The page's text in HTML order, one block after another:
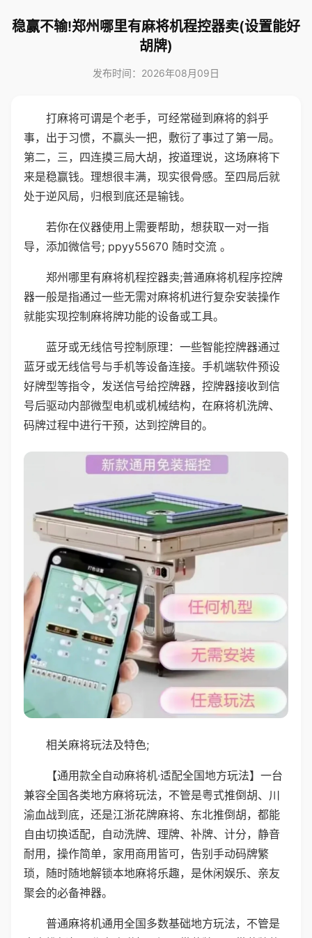
稳赢不输!郑州哪里有麻将机程控器卖(设置能好
胡牌)
发布时间：2026年08月09日
打麻将可谓是个老手，可经常碰到麻将的斜乎
事，出于习惯，不赢头一把，敷衍了事过了第一局。
第二，三，四连摸三局大胡，按道理说，这场麻将下
来是稳赢钱。理想很丰满，现实很骨感。至四局后就
处于逆风局，归根到底还是输钱。
若你在仪器使用上需要帮助，想获取一对一指
导，添加微信号; ppyy55670 随时交流 。
郑州哪里有麻将机程控器卖;普通麻将机程序控牌
器一般是指通过一些无需对麻将机进行复杂安装操作
就能实现控制麻将牌功能的设备或工具。
蓝牙或无线信号控制原理：一些智能控牌器通过
蓝牙或无线信号与手机等设备连接。手机端软件预设
好牌型等指令，发送信号给控牌器，控牌器接收到信
号后驱动内部微型电机或机械结构，在麻将机洗牌、
码牌过程中进行干预，达到控牌目的。
相关麻将玩法及特色;
【通用款全自动麻将机·适配全国地方玩法】一台
兼容全国各类地方麻将玩法，不管是粤式推倒胡、川
渝血战到底，还是江浙花牌麻将、东北推倒胡，都能
自由切换适配，自动洗牌、理牌、补牌、计分，静音
耐用，操作简单，家用商用皆可，告别手动码牌繁
琐，随时随地解锁本地麻将乐趣，是休闲娱乐、亲友
聚会的必备神器。
普通麻将机通用全国多数基础地方玩法，不管是